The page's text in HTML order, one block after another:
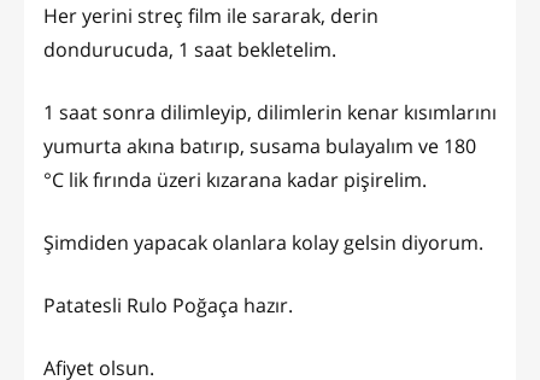
Her yerini streç film ile sararak, derin
dondurucuda, 1 saat bekletelim.
1 saat sonra dilimleyip, dilimlerin kenar kısımlarını
yumurta akına batırıp, susama bulayalım ve 180
°C lik fırında üzeri kızarana kadar pişirelim.
Şimdiden yapacak olanlara kolay gelsin diyorum.
Patatesli Rulo Poğaça hazır.
Afiyet olsun.